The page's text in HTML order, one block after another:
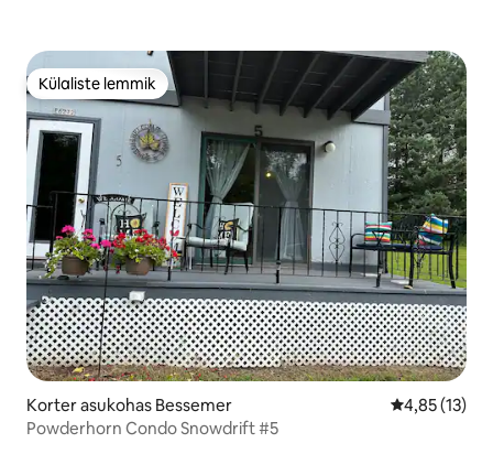
Külaliste lemmik
Külaliste lemmik
Korter asukohas Bessemer Keskmine
4,85 (13)
Powderhorn Condo Snowdrift #5